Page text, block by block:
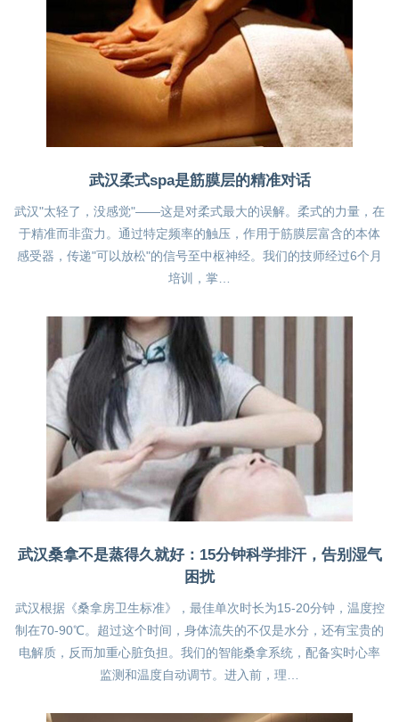
武汉柔式spa是筋膜层的精准对话
武汉"太轻了，没感觉"——这是对柔式最大的误解。柔式的力量，在
于精准而非蛮力。通过特定频率的触压，作用于筋膜层富含的本体
感受器，传递"可以放松"的信号至中枢神经。我们的技师经过6个月
培训，掌…
武汉桑拿不是蒸得久就好：15分钟科学排汗，告别湿气
困扰
武汉根据《桑拿房卫生标准》，最佳单次时长为15-20分钟，温度控
制在70-90℃。超过这个时间，身体流失的不仅是水分，还有宝贵的
电解质，反而加重心脏负担。我们的智能桑拿系统，配备实时心率
监测和温度自动调节。进入前，理…